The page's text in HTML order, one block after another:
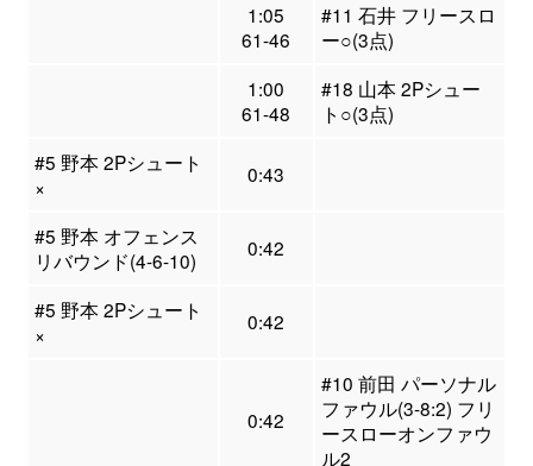
1:05
61-46
#11 石井 フリースロ
ー○(3点)
1:00
61-48
#18 山本 2Pシュー
ト○(3点)
#5 野本 2Pシュート
×
0:43
#5 野本 オフェンス
リバウンド(4-6-10)
0:42
#5 野本 2Pシュート
×
0:42
0:42
#10 前田 パーソナル
ファウル(3-8:2) フリ
ースローオンファウ
ル2